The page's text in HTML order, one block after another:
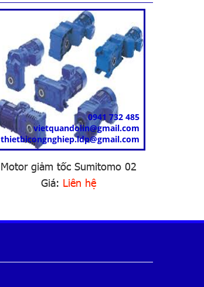
0941 732 485
vietquandolin@gmail.com
thietbicongnghiep.ldp@gmail.com
Motor giảm tốc Sumitomo 02
Giá: Liên hệ